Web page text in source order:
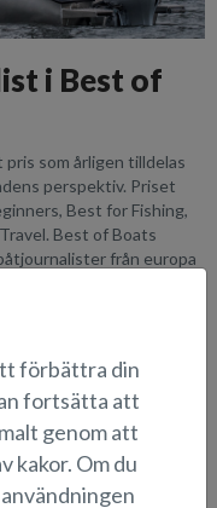
i Best of
som årligen tilldelas
perspektiv. Priset
Best for Fishing,
Best of Boats
från europa
att vår nyhetsmodell för
Best for Fishing (=
emot tre andra
är stenhård.
november på tyska Berlin
förbättra din
fortsätta att
genom att
kakor. Om du